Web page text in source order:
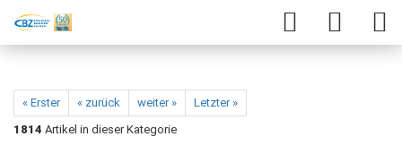
« Erster « zurück weiter »
Letzter »
1814 Artikel in dieser Kategorie